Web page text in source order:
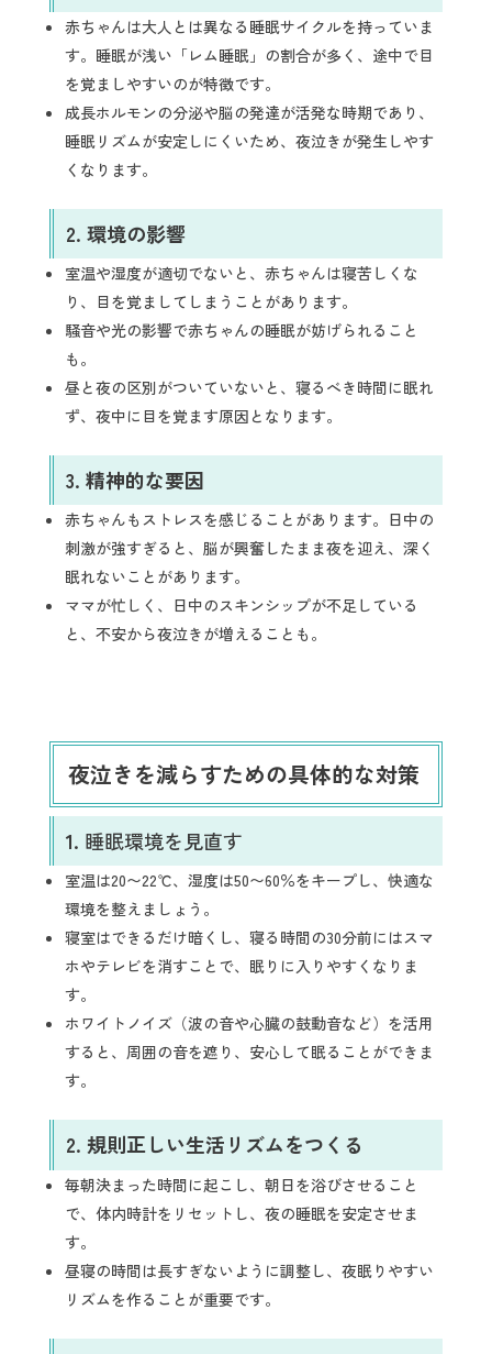
赤ちゃんは大人とは異なる睡眠サイクルを持っていま
す。睡眠が浅い「レム睡眠」の割合が多く、途中で目
を覚ましやすいのが特徴です。
成長ホルモンの分泌や脳の発達が活発な時期であり、
睡眠リズムが安定しにくいため、夜泣きが発生しやす
くなります。
2. 環境の影響
室温や湿度が適切でないと、赤ちゃんは寝苦しくな
り、目を覚ましてしまうことがあります。
騒音や光の影響で赤ちゃんの睡眠が妨げられること
も。
昼と夜の区別がついていないと、寝るべき時間に眠れ
ず、夜中に目を覚ます原因となります。
3. 精神的な要因
赤ちゃんもストレスを感じることがあります。日中の
刺激が強すぎると、脳が興奮したまま夜を迎え、深く
眠れないことがあります。
ママが忙しく、日中のスキンシップが不足している
と、不安から夜泣きが増えることも。
夜泣きを減らすための具体的な対策
1. 睡眠環境を見直す
室温は20〜22℃、湿度は50〜60％をキープし、快適な
環境を整えましょう。
寝室はできるだけ暗くし、寝る時間の30分前にはスマ
ホやテレビを消すことで、眠りに入りやすくなりま
す。
ホワイトノイズ（波の音や心臓の鼓動音など）を活用
すると、周囲の音を遮り、安心して眠ることができま
す。
2. 規則正しい生活リズムをつくる
毎朝決まった時間に起こし、朝日を浴びさせること
で、体内時計をリセットし、夜の睡眠を安定させま
す。
昼寝の時間は長すぎないように調整し、夜眠りやすい
リズムを作ることが重要です。